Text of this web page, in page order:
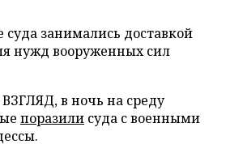
занимались доставкой
нужд вооруженных сил
ВЗГЛЯД, в ночь на среду
поразили суда с военными